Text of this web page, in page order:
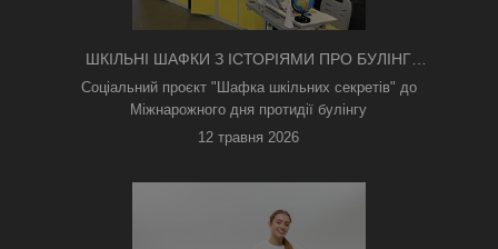
ШКІЛЬНІ ШАФКИ З ІСТОРІЯМИ ПРО БУЛІНГ
З'ЯВИЛИСЯ В КИЄВІ
Соціальний проєкт "Шафка шкільних секретів" до
Міжнарожного дня протидії булінгу
12 травня 2026